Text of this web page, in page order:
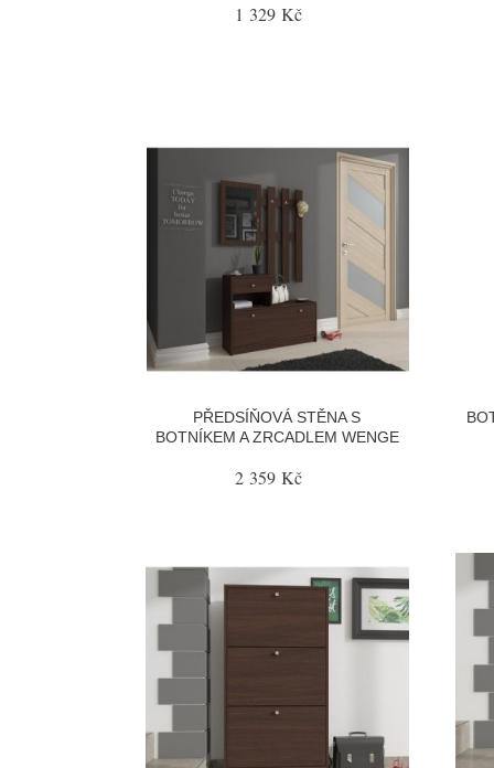
1 329 Kč
PŘEDSÍŇOVÁ STĚNA S
BOTNÍKEM A ZRCADLEM WENGE
2 359 Kč